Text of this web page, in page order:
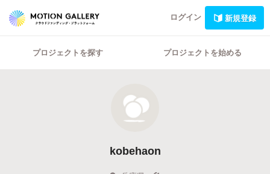
ログイン 新規登録
プロジェクトを探す プロジェクトを始める
kobehaon